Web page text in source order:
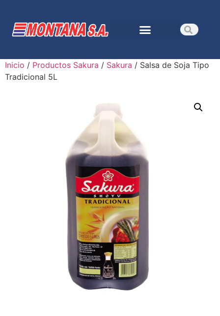
Inicio / Productos Sakura / Sakura / Salsa de Soja Tipo
Tradicional 5L